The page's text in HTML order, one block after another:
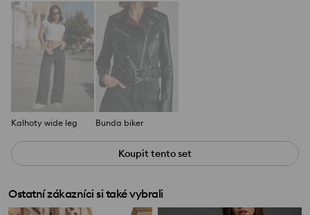
Kalhoty wide leg Bunda biker
Koupit tento set
Ostatní zákazníci si také vybrali